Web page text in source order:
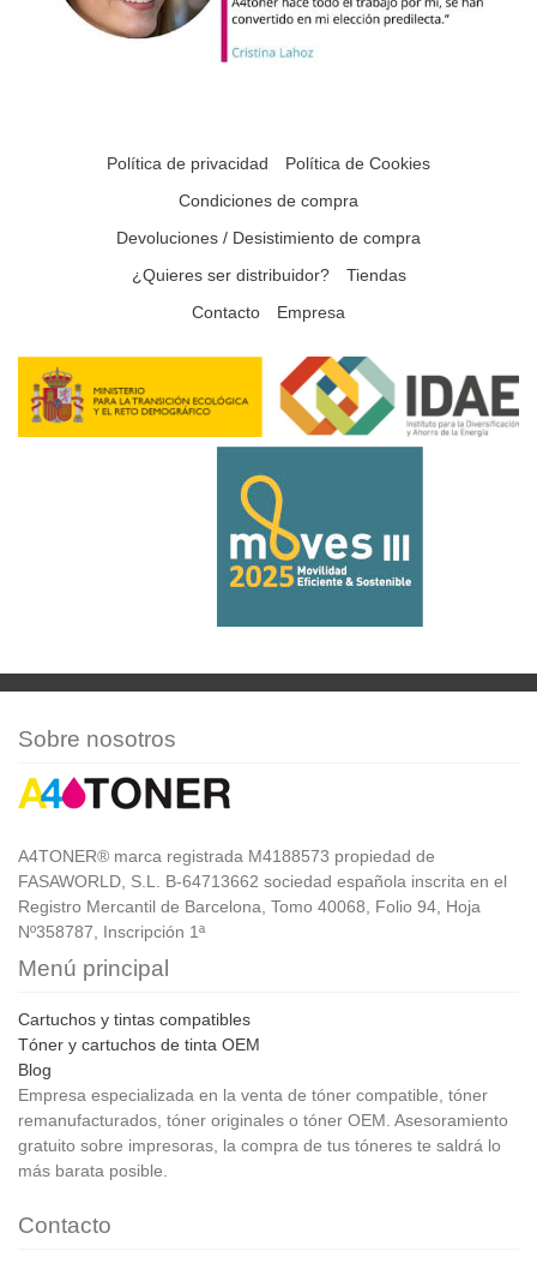
Política de privacidad
Política de Cookies
Condiciones de compra
Devoluciones / Desistimiento de compra
¿Quieres ser distribuidor?
Tiendas
Contacto
Empresa
Sobre nosotros
A4TONER® marca registrada M4188573 propiedad de
FASAWORLD, S.L. B-64713662 sociedad española inscrita en el
Registro Mercantil de Barcelona, Tomo 40068, Folio 94, Hoja
Nº358787, Inscripción 1ª
Menú principal
Cartuchos y tintas compatibles
Tóner y cartuchos de tinta OEM
Blog
Empresa especializada en la venta de tóner compatible, tóner
remanufacturados, tóner originales o tóner OEM. Asesoramiento
gratuito sobre impresoras, la compra de tus tóneres te saldrá lo
más barata posible.
Contacto